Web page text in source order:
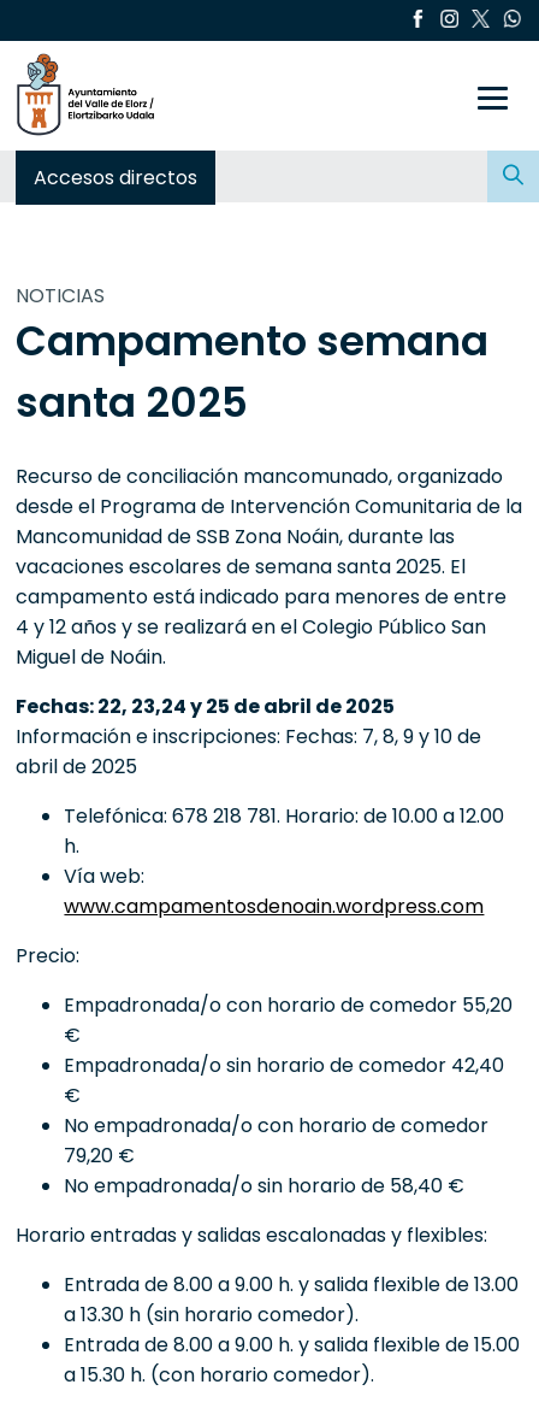
Accesos directos
Buscar:
NOTICIAS
Campamento semana
santa 2025
Recurso de conciliación mancomunado, organizado
desde el Programa de Intervención Comunitaria de la
Mancomunidad de SSB Zona Noáin, durante las
vacaciones escolares de semana santa 2025. El
campamento está indicado para menores de entre
4 y 12 años y se realizará en el Colegio Público San
Miguel de Noáin.
Fechas: 22, 23,24 y 25 de abril de 2025
Información e inscripciones: Fechas: 7, 8, 9 y 10 de
abril de 2025
Telefónica: 678 218 781. Horario: de 10.00 a 12.00
h.
Vía web:
www.campamentosdenoain.wordpress.com
Precio:
Empadronada/o con horario de comedor 55,20
€
Empadronada/o sin horario de comedor 42,40
€
No empadronada/o con horario de comedor
79,20 €
No empadronada/o sin horario de 58,40 €
Horario entradas y salidas escalonadas y flexibles:
Entrada de 8.00 a 9.00 h. y salida flexible de 13.00
a 13.30 h (sin horario comedor).
Entrada de 8.00 a 9.00 h. y salida flexible de 15.00
a 15.30 h. (con horario comedor).